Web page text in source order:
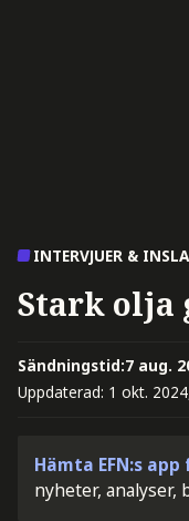
INTERVJUER &
Stark olja
Sändningstid:7 aug.
Uppdaterad: 1 okt.
Hämta EFN:s
nyheter, analyser,